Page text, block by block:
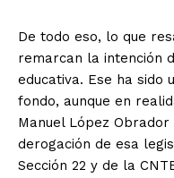
De todo eso, lo que
remarcan la intención
educativa. Ese ha sido
fondo, aunque en
Manuel López
derogación de esa
Sección 22 y de la